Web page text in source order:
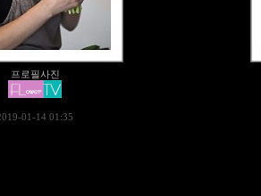
프로필사진
01-14 01:35